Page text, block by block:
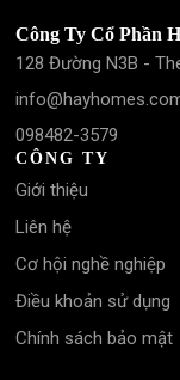
Công Ty Cổ Phần
128 Đường N3B -
098482-3579
CÔNG TY
Giới thiệu
Liên hệ
Cơ hội nghề nghiệp
Điều khoản sử dụng
Chính sách bảo mật